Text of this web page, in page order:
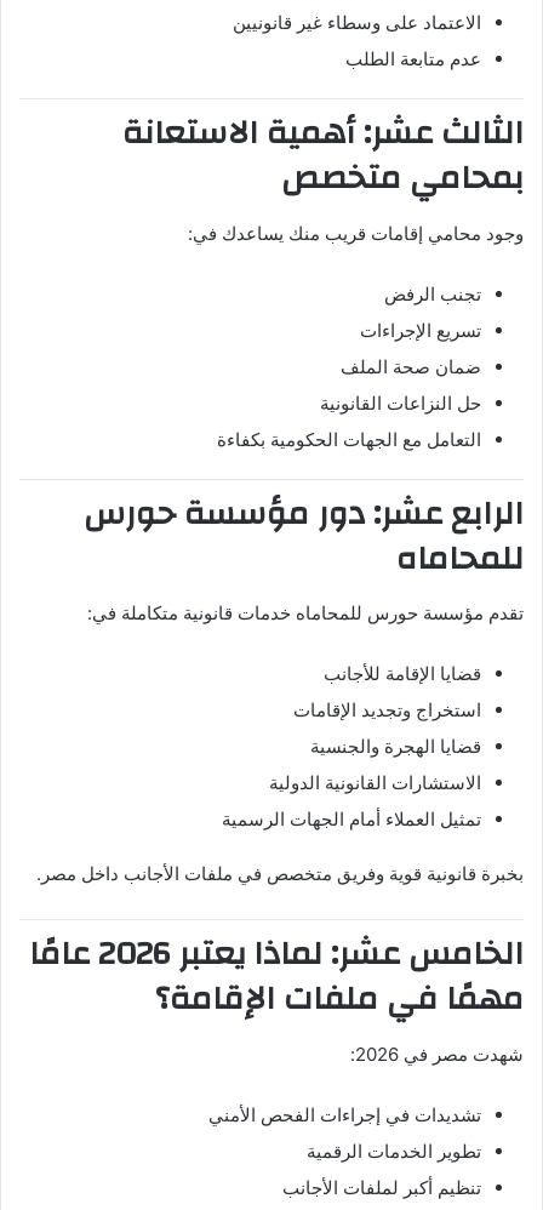
الاعتماد على وسطاء غير قانونيين
عدم متابعة الطلب
الثالث عشر: أهمية الاستعانة
بمحامي متخصص
وجود محامي إقامات قريب منك يساعدك في:
تجنب الرفض
تسريع الإجراءات
ضمان صحة الملف
حل النزاعات القانونية
التعامل مع الجهات الحكومية بكفاءة
الرابع عشر: دور مؤسسة حورس
للمحاماه
تقدم مؤسسة حورس للمحاماه خدمات قانونية متكاملة في:
قضايا الإقامة للأجانب
استخراج وتجديد الإقامات
قضايا الهجرة والجنسية
الاستشارات القانونية الدولية
تمثيل العملاء أمام الجهات الرسمية
بخبرة قانونية قوية وفريق متخصص في ملفات الأجانب داخل مصر.
الخامس عشر: لماذا يعتبر 2026 عامًا
مهمًا في ملفات الإقامة؟
شهدت مصر في 2026:
تشديدات في إجراءات الفحص الأمني
تطوير الخدمات الرقمية
تنظيم أكبر لملفات الأجانب